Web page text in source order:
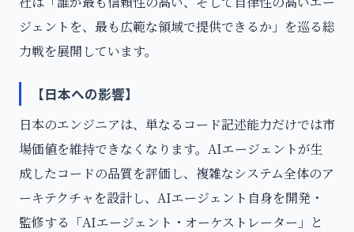
ジェントを、最も広範な領域で提供できるか」を巡る総
力戦を展開しています。
【日本への影響】
日本のエンジニアは、単なるコード記述能力だけでは市
場価値を維持できなくなります。AIエージェントが生
成したコードの品質を評価し、複雑なシステム全体のア
ーキテクチャを設計し、AIエージェント自身を開発・
監修する「AIエージェント・オーケストレーター」と